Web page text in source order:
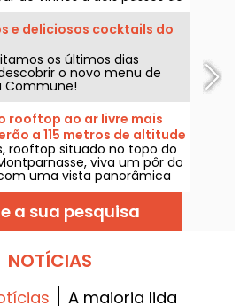
e deliciosos cocktails do
os últimos dias
o novo menu de
Commune!
rooftop ao ar livre mais
a 115 metros de altitude
rooftop situado no topo do
viva um pôr do
uma vista panorâmica
dos mais belos
capital, entre cocktails,
animadas.
a sua pesquisa
NOTÍCIAS
A maioria lida